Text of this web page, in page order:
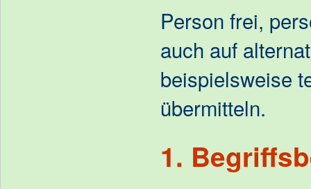
Person frei,
auch auf
beispielsweise
übermitteln.
1.